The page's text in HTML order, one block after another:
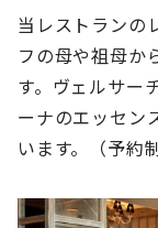
当レストランの
フの母や祖母か
す。ヴェルサー
ーナのエッセン
います。（予約制